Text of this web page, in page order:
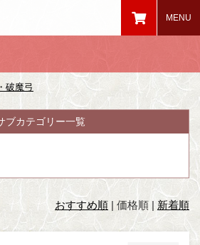
破魔弓
ブカテゴリー一覧
おすすめ順 | 価格順 | 新着順